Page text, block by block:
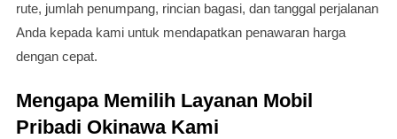
rute, jumlah penumpang, rincian bagasi, dan tanggal perjalanan
Anda kepada kami untuk mendapatkan penawaran harga
dengan cepat.
Mengapa Memilih Layanan Mobil
Pribadi Okinawa Kami